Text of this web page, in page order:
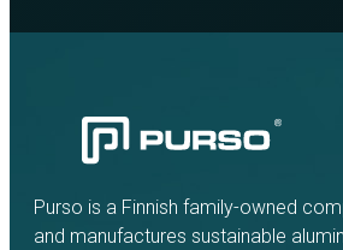
Purso is a Finnish family-owned
and manufactures sustainable